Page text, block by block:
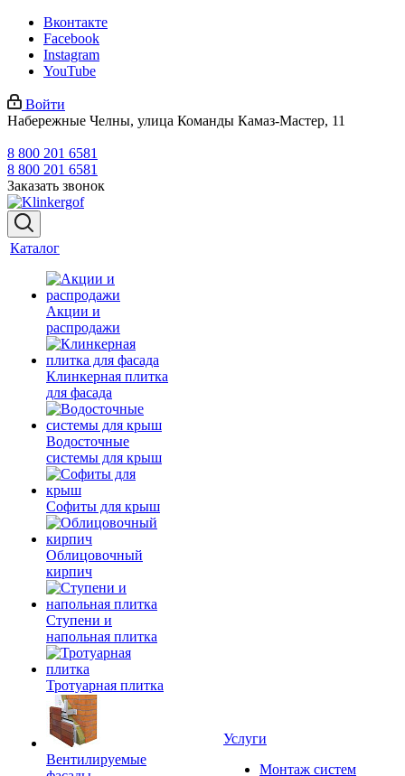
Вконтакте
Facebook
Instagram
YouTube
Войти
Набережные Челны, улица Команды Камаз-Мастер, 11
8 800 201 6581
8 800 201 6581
Заказать звонок
Каталог
Акции и
распродажи
Клинкерная плитка
для фасада
Водосточные
системы для крыш
Софиты для крыш
Облицовочный
кирпич
Ступени и
напольная плитка
Тротуарная плитка
Вентилируемые
Услуги
Монтаж систем